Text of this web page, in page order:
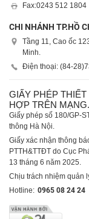
Fax:0243 512 1804
CHI NHÁNH TP.HỒ
Tầng 11, Cao ốc
Minh.
Điện thoại: (84-28)
GIẤY PHÉP
HỢP TRÊN MẠNG.
Giấy phép số 180/GP-
thông Hà Nội.
Giấy xác nhận thông
PTTH&TTĐT do Cục
13 tháng 6 năm 2025.
Chịu trách nhiệm quản
Hotline: 0965 08 24 24